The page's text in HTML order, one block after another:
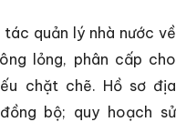
quản lý nhà nước về
lỏng, phân cấp cho
chặt chẽ. Hồ sơ địa
bộ; quy hoạch sử